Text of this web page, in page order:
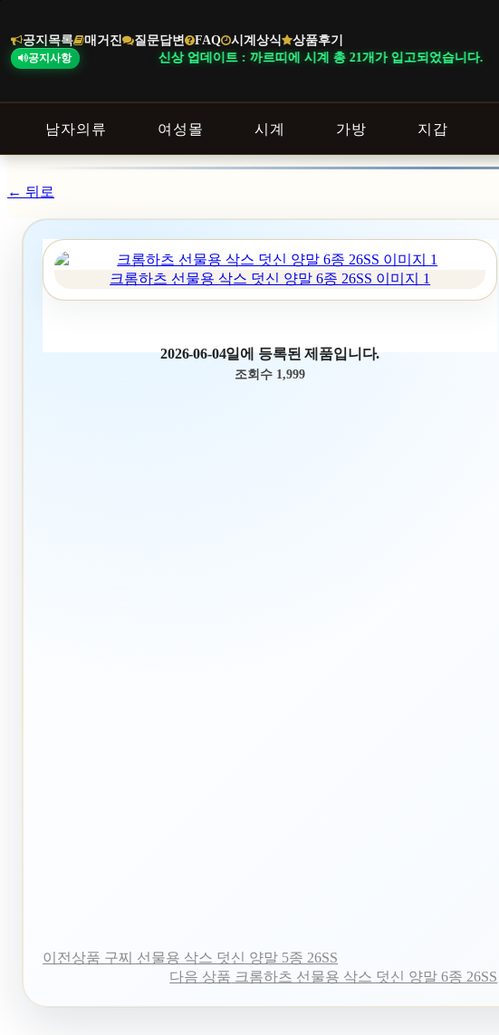
공지목록 매거진 질문답변 FAQ 시계상식 상품후기
공지사항 신상 업데이트 : 까르띠에 시계 총 21개가 입고되었습니다.
남자의류 여성몰 시계 가방 지갑
바
로
기
← 뒤로
크롬하츠 선물용 삭스 덧신 양말 6종 26SS 이미지 1
2026-06-04일에 등록된 제품입니다.
조회수 1,999
이전상품 구찌 선물용 삭스 덧신 양말 5종 26SS
다음 상품 크롬하츠 선물용 삭스 덧신 양말 6종 26SS